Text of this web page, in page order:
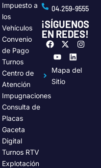
Impuesto a
los
Vehículos
Convenio
de Pago
Turnos
Centro de
Atención
Impugnaciones
Consulta de
Placas
Gaceta
Digital
Turnos RTV
Explotación
04.259-9555
¡SÍGUENOS
EN REDES!
F
a
c
e
b
o
k
X
-
i
t
I
n
t
a
Y
u
t
u
b
n
k
e
Mapa del
Sitio